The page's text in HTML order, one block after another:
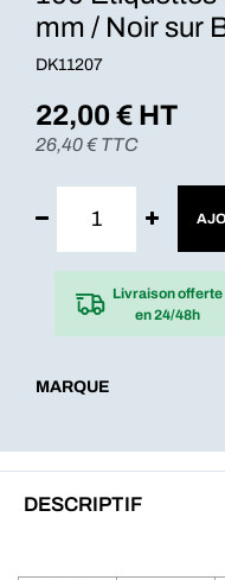
mm / Noir sur
DK11207
22,00€ HT
26,40€ TTC
Livraison offerte
en 24/48h
MARQUE
DESCRIPTIF